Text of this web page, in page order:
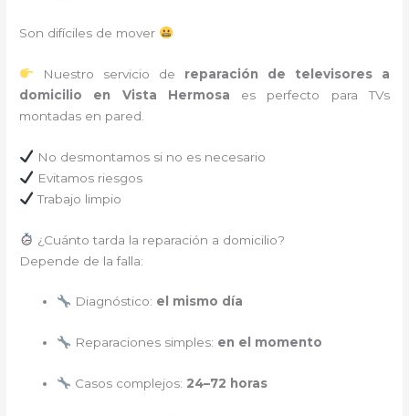
Son difíciles de mover
Nuestro servicio de reparación de televisores a
domicilio en Vista Hermosa es perfecto para TVs
montadas en pared.
No desmontamos si no es necesario
Evitamos riesgos
Trabajo limpio
¿Cuánto tarda la reparación a domicilio?
Depende de la falla:
Diagnóstico: el mismo día
Reparaciones simples: en el momento
Casos complejos: 24–72 horas